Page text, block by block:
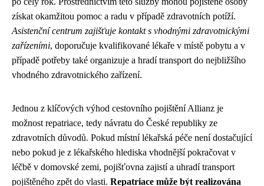
získat okamžitou pomoc a radu v případě zdravotních potíží.
Asistenční centrum zajišťuje kontakt s vhodnými zdravotnickými
zařízeními, doporučuje kvalifikované lékaře v místě pobytu a v
případě potřeby také organizuje a hradí transport do nejbližšího
vhodného zdravotnického zařízení.
Jednou z klíčových výhod cestovního pojištění Allianz je
možnost repatriace, tedy návratu do České republiky ze
zdravotních důvodů. Pokud místní lékařská péče není dostačující
nebo pokud je z lékařského hlediska vhodnější pokračovat v
léčbě v domovské zemi, pojišťovna zajistí a uhradí transport
pojištěného zpět do vlasti. Repatriace může být realizována